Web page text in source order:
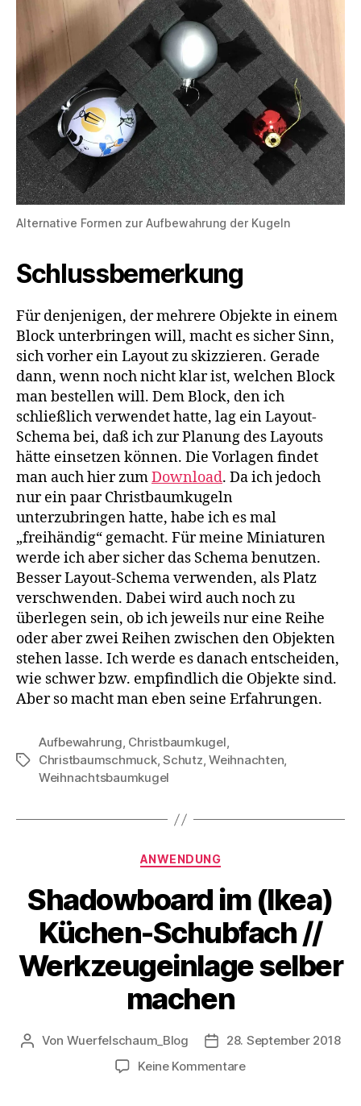
Alternative Formen zur Aufbewahrung der Kugeln
Schlussbemerkung
Für denjenigen, der mehrere Objekte in einem
Block unterbringen will, macht es sicher Sinn,
sich vorher ein Layout zu skizzieren. Gerade
dann, wenn noch nicht klar ist, welchen Block
man bestellen will. Dem Block, den ich
schließlich verwendet hatte, lag ein Layout-
Schema bei, daß ich zur Planung des Layouts
hätte einsetzen können. Die Vorlagen findet
man auch hier zumDownload. Da ich jedoch
nur ein paar Christbaumkugeln
unterzubringen hatte, habe ich es mal
„freihändig“ gemacht. Für meine Miniaturen
werde ich aber sicher das Schema benutzen.
Besser Layout-Schema verwenden, als Platz
verschwenden. Dabei wird auch noch zu
überlegen sein, ob ich jeweils nur eine Reihe
oder aber zwei Reihen zwischen den Objekten
stehen lasse. Ich werde es danach entscheiden,
wie schwer bzw. empfindlich die Objekte sind.
Aber so macht man eben seine Erfahrungen.
Schlagwörter
Aufbewahrung, Christbaumkugel,
Christbaumschmuck,Schutz,Weihnachten,
Weihnachtsbaumkugel
Kategorien
ANWENDUNG
Shadowboard im (Ikea)
Küchen-Schubfach //
Werkzeugeinlage selber
machen
Beitragsautor
Von Wuerfelschaum_Blog Veröffentlichungsdatum
28. September 2018
Keine Kommentarezu